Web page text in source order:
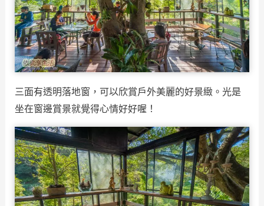
三面有透明落地窗，可以欣賞戶外美麗的好景緻。光是
坐在窗邊賞景就覺得心情好好喔！